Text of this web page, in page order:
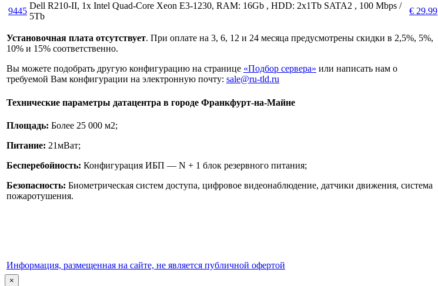
9445
Dell R210-II, 1x Intel Quad-Core Xeon E3-1230, RAM: 16Gb , HDD: 2x1Tb SATA2 , 100 Mbps /
5Tb
€ 29.99
Установочная плата отсутствует. При оплате на 3, 6, 12 и 24 месяца предусмотрены скидки в 2,5%, 5%,
10% и 15% соответственно.
Вы можете подобрать другую конфигурацию на странице «Подбор сервера» или написать нам о
требуемой Вам конфигурации на электронную почту: sale@ru-tld.ru
Технические параметры датацентра в городе Франкфурт-на-Майне
Площадь: Более 25 000 м2;
Питание: 21мВат;
Бесперебойность: Конфигурация ИБП — N + 1 блок резервного питания;
Безопасность: Биометрическая систем доступа, цифровое видеонаблюдение, датчики движения, система
пожаротушения.
Информация, размещенная на сайте, не является публичной офертой
×